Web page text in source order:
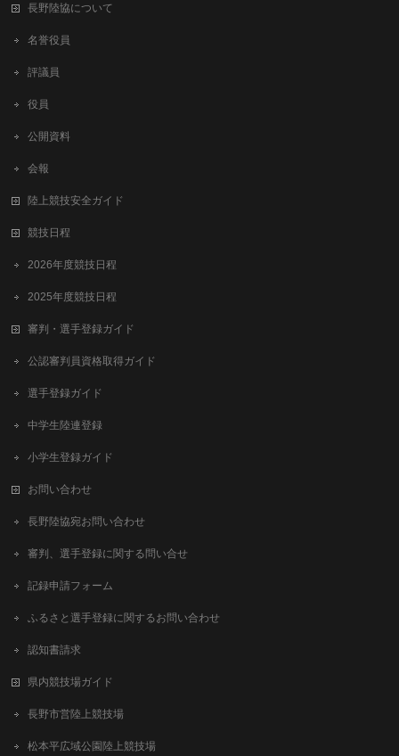
長野陸協について
名誉役員
評議員
役員
公開資料
会報
陸上競技安全ガイド
競技日程
2026年度競技日程
2025年度競技日程
審判・選手登録ガイド
公認審判員資格取得ガイド
選手登録ガイド
中学生陸連登録
小学生登録ガイド
お問い合わせ
長野陸協宛お問い合わせ
審判、選手登録に関する問い合せ
記録申請フォーム
ふるさと選手登録に関するお問い合わせ
認知書請求
県内競技場ガイド
長野市営陸上競技場
松本平広域公園陸上競技場